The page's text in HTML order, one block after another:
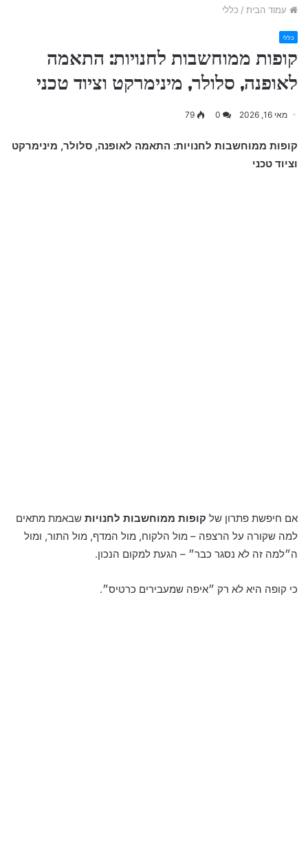
עמוד הבית / כללי
כללי
קופות ממוחשבות לחנויות: התאמה
לאופנה, סלולר, מינימרקט וציוד טכני
מאי 16, 2026 0
79
קופות ממוחשבות לחנויות: התאמה לאופנה, סלולר, מינימרקט
וציוד טכני
אם חיפשת פתרון של קופות ממוחשבות לחנויות שבאמת מתאים
למה שקורה על הרצפה – מול הלקוח, מול המדף, מול התור, ומול
ה״למה זה לא נסגר כבר״ – הגעת למקום הנכון.
כי קופה היא לא רק ״איפה שמעבירים כרטיס״.